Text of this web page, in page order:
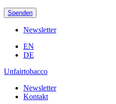
Spenden
Newsletter
EN
DE
Unfairtobacco
Newsletter
Kontakt